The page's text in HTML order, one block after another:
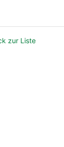
zur Liste